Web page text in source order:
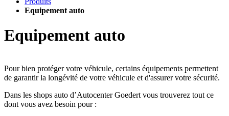
Equipement auto
Equipement auto
Pour bien protéger votre véhicule, certains équipements permettent
de garantir la longévité de votre véhicule et d'assurer votre sécurité.
Dans les shops auto d’Autocenter Goedert vous trouverez tout ce
dont vous avez besoin pour :